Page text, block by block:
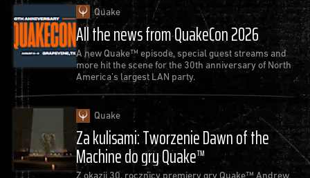
Quake
All the news from QuakeCon 2026
A new Quake™ episode, special guest streams and
more hit the scene for the 30th anniversary of North
America’s largest LAN party.
Quake
Za kulisami: Tworzenie Dawn of the
Machine do gry Quake™
Z okazji 30. rocznicy premiery gry Quake™ Andrew